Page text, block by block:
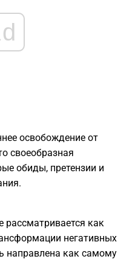
освобождение от
своеобразная
обиды, претензии и
как
негативных
направлена как самому